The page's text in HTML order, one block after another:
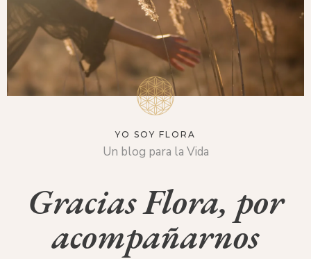
YO SOY FLORA
Un blog para la Vida
Gracias Flora, por
acompañarnos